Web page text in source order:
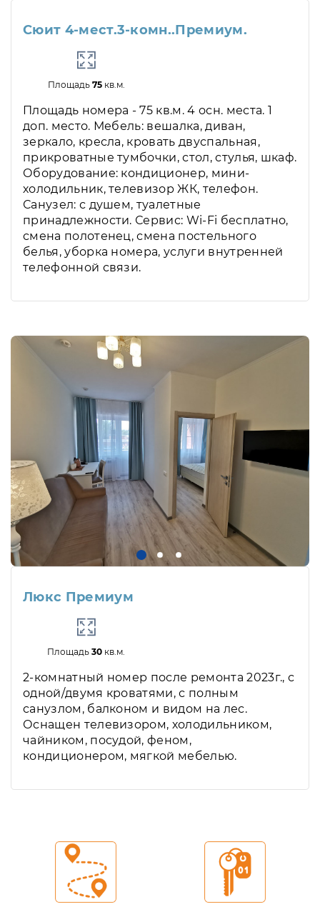
Сюит 4-мест.3-комн..Премиум.
Площадь 75кв.м.
Площадь номера - 75 кв.м. 4 осн. места. 1
доп. место. Мебель: вешалка, диван,
зеркало, кресла, кровать двуспальная,
прикроватные тумбочки, стол, стулья, шкаф.
Оборудование: кондиционер, мини-
холодильник, телевизор ЖК, телефон.
Санузел: с душем, туалетные
принадлежности. Сервис: Wi-Fi бесплатно,
смена полотенец, смена постельного
белья, уборка номера, услуги внутренней
телефонной связи.
Люкс Премиум
Площадь30 кв.м.
2-комнатный номер после ремонта 2023г., с
одной/двумя кроватями, с полным
санузлом, балконом и видом на лес.
Оснащен телевизором, холодильником,
чайником, посудой, феном,
кондиционером, мягкой мебелью.